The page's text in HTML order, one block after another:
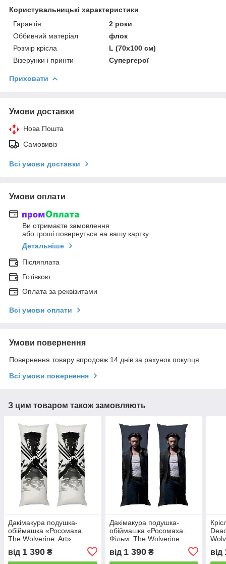
Користувальницькі характеристики
Гарантія
2 роки
Оббивний матеріал
флок
Розмір крісла
L (70x100 см)
Візерунки і принти
Супергерої
Приховати
Умови доставки
Нова Пошта
Самовивіз
Всі умови доставки
Умови оплати
Ви отримаєте замовлення
або гроші повернуться на вашу картку
Детальніше
Післяплата
Готівкою
Оплата за реквізитами
Всі умови оплати
Умови повернення
Повернення товару впродовж 14 днів за рахунок покупця
Всі умови повернення
З цим товаром також замовляють
Дакімакура подушка-
обіймашка «Росомаха.
The Wolverine. Art»
від 1 390 ₴
Дакімакура подушка-
обіймашка «Росомаха.
Фільм. The Wolverine.
від 1 390₴ від